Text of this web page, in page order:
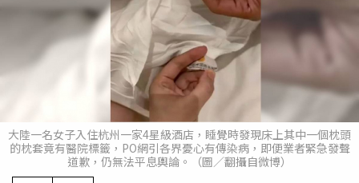
大陸一名女子入住杭州一家4星級酒店，睡覺時發現床上其中一個枕頭
的枕套竟有醫院標籤，PO網引各界憂心有傳染病，即便業者緊急發聲
道歉，仍無法平息輿論。（圖／翻攝自微博）